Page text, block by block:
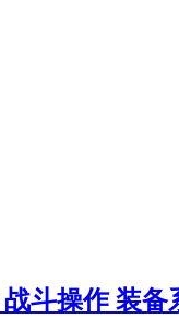
战斗操作装备